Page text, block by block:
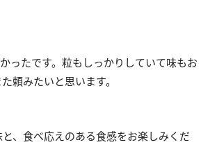
ったです。粒もしっかりしていて味もお
頼みたいと思います。
、食べ応えのある食感をお楽しみくだ